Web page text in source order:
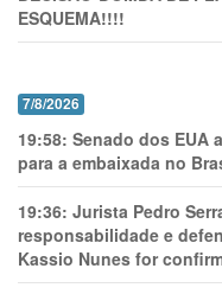
ESQUEMA!!!!
7/8/2026
19:58: Senado dos EUA
para a embaixada no
19:36: Jurista Pedro
responsabilidade e
Kassio Nunes for